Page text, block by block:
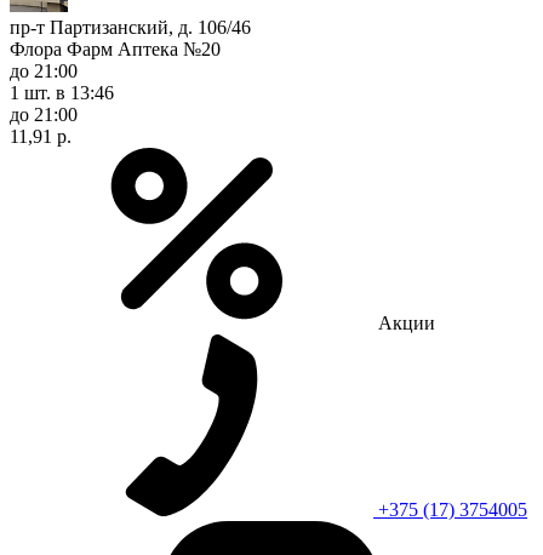
пр-т Партизанский, д. 106/46
Флора Фарм Аптека №20
до 21:00
1 шт. в 13:46
до 21:00
11,91 р.
Акции
+375 (17) 3754005